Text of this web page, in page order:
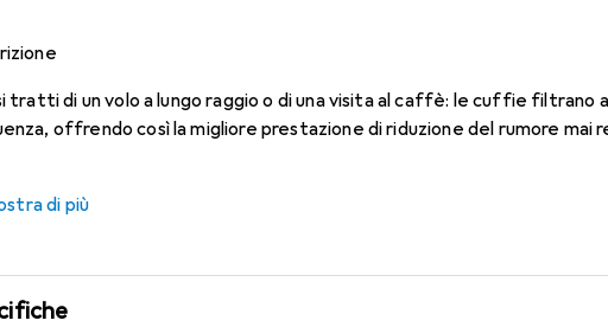
tratti di un volo a lungo raggio o di una visita al caffè: le cuffie filtrano
offrendo così la migliore prestazione di riduzione del rumore mai
di più